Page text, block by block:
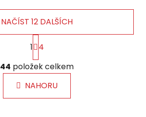
O
v
l
á
d
NAČÍST 12 DALŠÍCH
S
t
r
á
n
k
1
4
44 položek celkem
NAHORU